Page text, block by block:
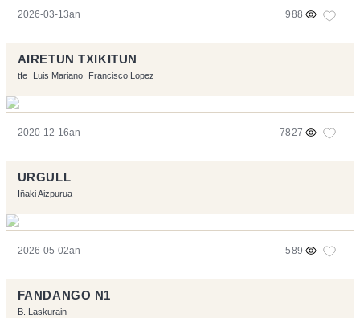
2026-03-13an 988
AIRETUN TXIKITUN
tfe Luis Mariano Francisco Lopez
2020-12-16an 7827
URGULL
Iñaki Aizpurua
2026-05-02an 589
FANDANGO N1
B. Laskurain